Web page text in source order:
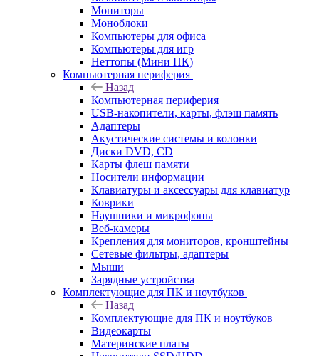
Мониторы
Моноблоки
Компьютеры для офиса
Компьютеры для игр
Неттопы (Мини ПК)
Компьютерная периферия
Назад
Компьютерная периферия
USB-накопители, карты, флэш память
Адаптеры
Акустические системы и колонки
Диски DVD, CD
Карты флеш памяти
Носители информации
Клавиатуры и аксессуары для клавиатур
Коврики
Наушники и микрофоны
Веб-камеры
Крепления для мониторов, кронштейны
Сетевые фильтры, адаптеры
Мыши
Зарядные устройства
Комплектующие для ПК и ноутбуков
Назад
Комплектующие для ПК и ноутбуков
Видеокарты
Материнские платы